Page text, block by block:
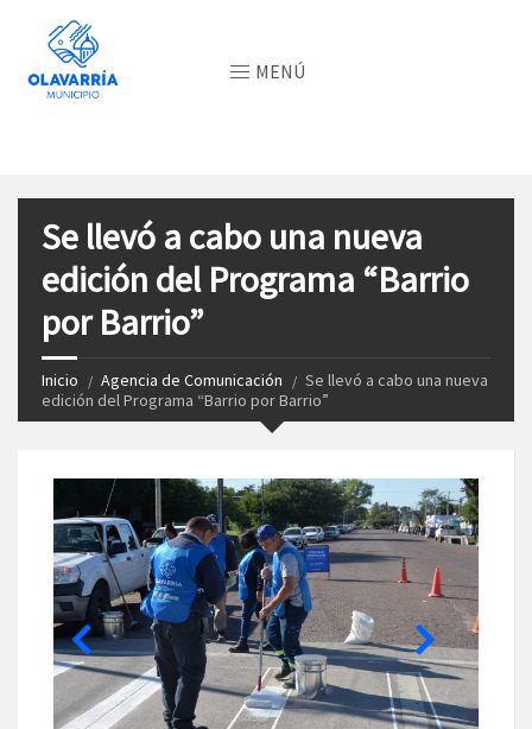
MENÚ
Se llevó a cabo una nueva
edición del Programa “Barrio
por Barrio”
Inicio Agencia de Comunicación
Se llevó a cabo una nueva
edición del Programa “Barrio por Barrio”